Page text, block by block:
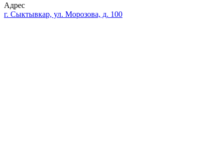
Адрес
г. Сыктывкар, ул. Морозова, д. 100